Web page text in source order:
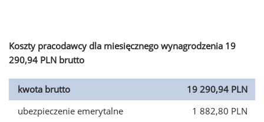
Koszty pracodawcy dla miesięcznego wynagrodzenia 19
290,94 PLN brutto
kwota brutto
19 290,94 PLN
ubezpieczenie emerytalne
1 882,80 PLN